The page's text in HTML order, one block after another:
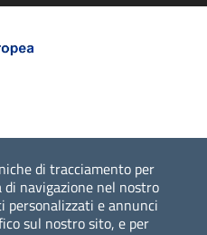
di tracciamento per
navigazione nel nostro
e annunci
sul nostro sito, e per
Scopri di più